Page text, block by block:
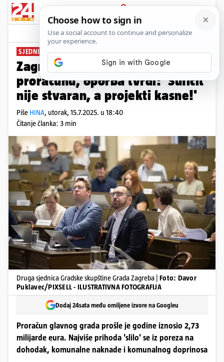
PRIJAVA
News Komentari
SJEDNICA GRADSKE SKUPŠTINE
Zagreb završio 2024. s viškom u
proračunu, oporba tvrdi: 'Suficit
nije stvaran, a projekti kasne!'
Piše HINA, utorak, 15.7.2025. u 18:40
Čitanje članka: 3 min
Druga sjednica Gradske skupštine Grada Zagreba | Foto: Davor
Puklavec/PIXSELL - ILUSTRATIVNA FOTOGRAFIJA
Dodaj 24sata među omiljene izvore na Googleu
Proračun glavnog grada prošle je godine iznosio 2,73
milijarde eura. Najviše prihoda 'slilo' se iz poreza na
dohodak, komunalne naknade i komunalnog doprinosa